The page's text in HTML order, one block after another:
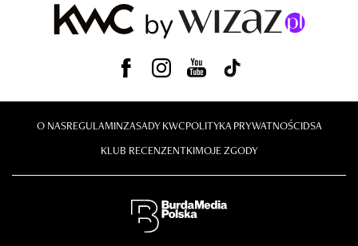
O NASREGULAMINZASADY KWCPOLITYKA PRYWATNOŚCIDSA
KLUB RECENZENTKIMOJE ZGODY